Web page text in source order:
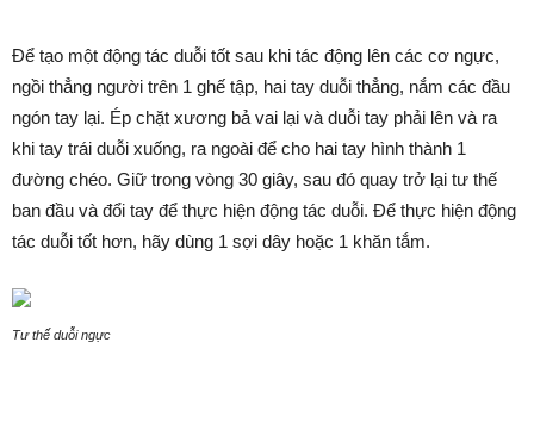
Để tạo một động tác duỗi tốt sau khi tác động lên các cơ ngực,
ngồi thẳng người trên 1 ghế tập, hai tay duỗi thẳng, nắm các đầu
ngón tay lại. Ép chặt xương bả vai lại và duỗi tay phải lên và ra
khi tay trái duỗi xuống, ra ngoài để cho hai tay hình thành 1
đường chéo. Giữ trong vòng 30 giây, sau đó quay trở lại tư thế
ban đầu và đổi tay để thực hiện động tác duỗi. Để thực hiện động
tác duỗi tốt hơn, hãy dùng 1 sợi dây hoặc 1 khăn tắm.
Tư thế duỗi ngực